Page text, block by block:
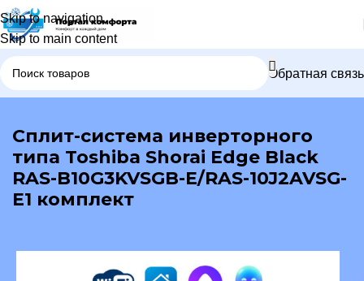
Skip to navigation
Skip to main content
Обратная связь
В каталог
Сплит-система инверторного
типа Toshiba Shorai Edge Black
RAS-B10G3KVSGB-E/RAS-10J2AVSG-
E1 комплект